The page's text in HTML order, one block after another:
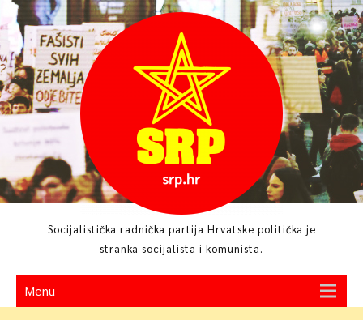
Skip
to
content
Socijalistička radnička partija Hrvatske politička je
stranka socijalista i komunista.
Menu